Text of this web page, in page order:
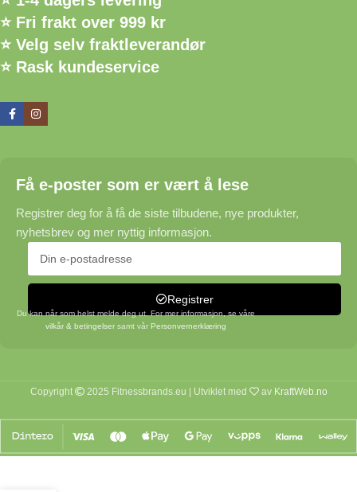
⭐ Fri frakt over 999 kr
⭐ Velg selv fraktleverandør
⭐ Rask kundeservice
Få e-poster som er vært å lese
Registrer deg for å få de siste tilbudene, nye produkter,
nyhetsbrev og mer nyttig informasjon.
Registrer
Du kan når som helst melde deg ut. For mer informasjon, se våre
vilkår & betingelsersamt vår Personvernerklæring
Copyright 2025 Fitnessbrands.eu | Utviklet med av KraftWeb.no